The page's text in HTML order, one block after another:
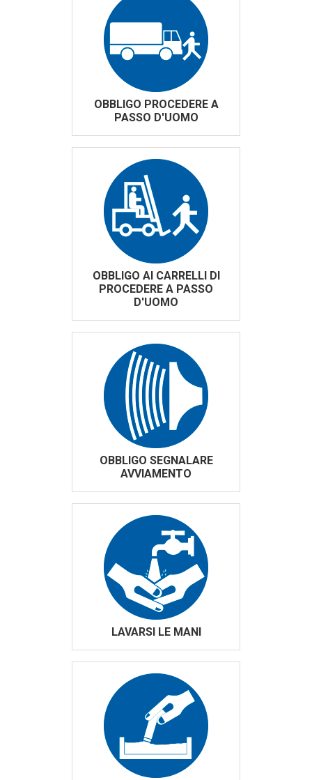
OBBLIGO PROCEDERE A
PASSO D'UOMO
OBBLIGO AI CARRELLI DI
PROCEDERE A PASSO
D'UOMO
OBBLIGO SEGNALARE
AVVIAMENTO
LAVARSI LE MANI